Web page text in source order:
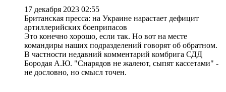
17 декабря 2023 02:55
Британская пресса: на Украине нарастает дефицит
артиллерийских боеприпасов
Это конечно хорошо, если так. Но вот на месте
командиры наших подразделений говорят об обратном.
В частности недавний комментарий комбрига СДД
Бородая А.Ю. "Снарядов не жалеют, сыпят кассетами" -
не дословно, но смысл точен.